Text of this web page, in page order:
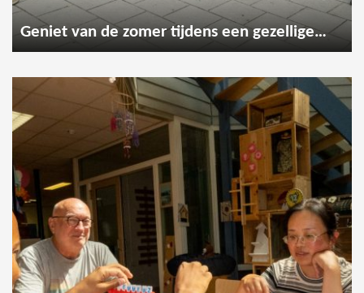
Geniet van de zomer tijdens een gezellige wandeling